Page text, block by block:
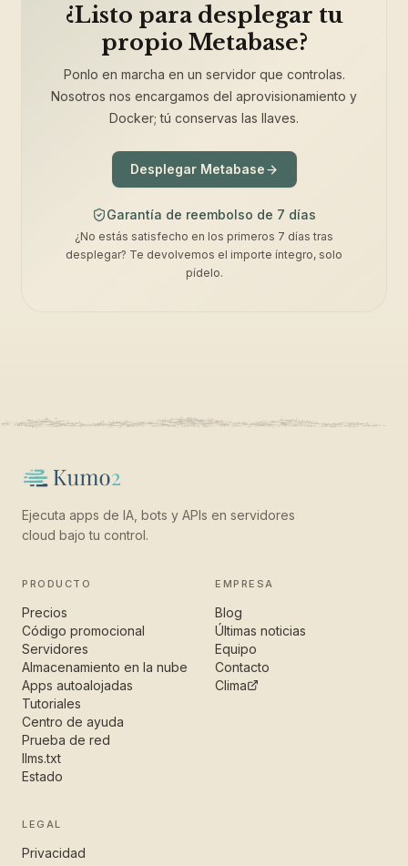
¿Listo para desplegar tu
propio Metabase?
Ponlo en marcha en un servidor que controlas.
Nosotros nos encargamos del aprovisionamiento y
Docker; tú conservas las llaves.
Desplegar Metabase
Garantía de reembolso de 7 días
¿No estás satisfecho en los primeros 7 días tras
desplegar? Te devolvemos el importe íntegro, solo
pídelo.
Ejecuta apps de IA, bots y APIs en servidores
cloud bajo tu control.
PRODUCTO
Precios
Código promocional
Servidores
Almacenamiento en la nube
Apps autoalojadas
Tutoriales
Centro de ayuda
Prueba de red
llms.txt
Estado
EMPRESA
Blog
Últimas noticias
Equipo
Contacto
Clima
LEGAL
Privacidad